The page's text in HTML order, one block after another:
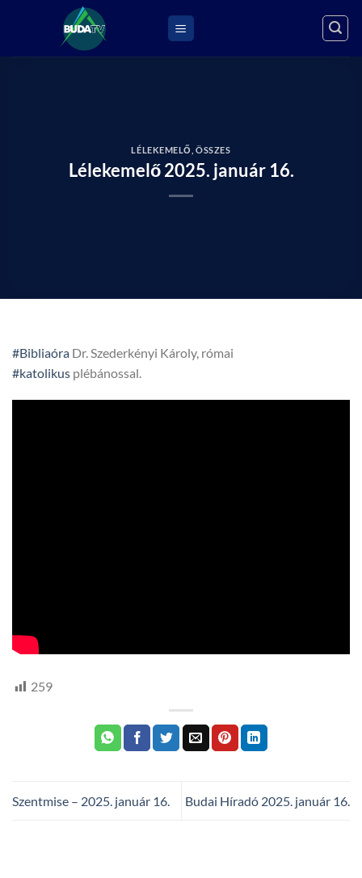
LÉLEKEMELŐ ,ÖSSZES
Lélekemelő 2025. január 16.
#Bibliaóra Dr. Szederkényi Károly, római
#katolikus plébánossal.
259
Szentmise – 2025. január 16. Budai Híradó 2025. január 16.